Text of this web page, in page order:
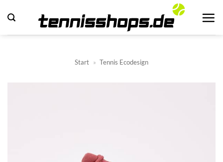
Inhalt
springen
Start » Tennis Ecodesign